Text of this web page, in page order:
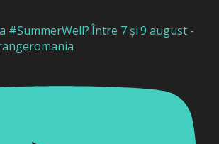
#SummerWell? Între 7 și 9 august -